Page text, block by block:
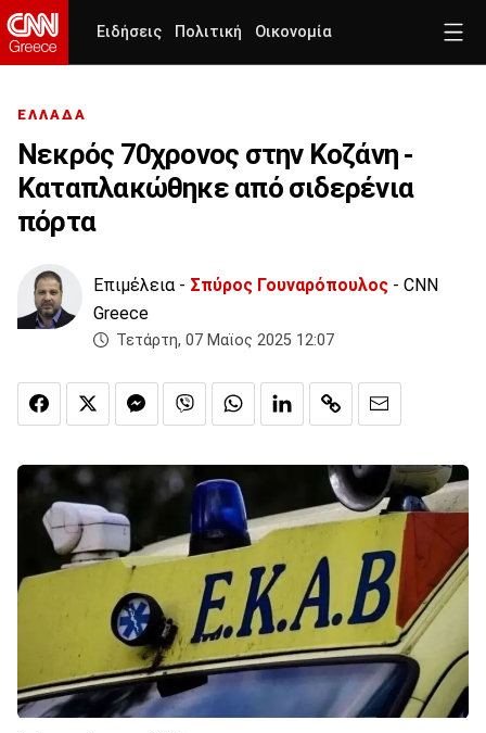
Ειδήσεις Πολιτική Οικονομία
ΕΛΛΑΔΑ
Νεκρός 70χρονος στην Κοζάνη -
Καταπλακώθηκε από σιδερένια
πόρτα
Επιμέλεια - Σπύρος Γουναρόπουλος - CNN
Greece
Τετάρτη, 07 Μαϊος 2025 12:07